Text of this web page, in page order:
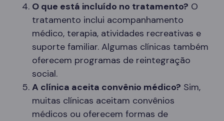
O que está incluído no tratamento? O
tratamento inclui acompanhamento
médico, terapia, atividades recreativas e
suporte familiar. Algumas clínicas também
oferecem programas de reintegração
social.
A clínica aceita convênio médico? Sim,
muitas clínicas aceitam convênios
médicos ou oferecem formas de